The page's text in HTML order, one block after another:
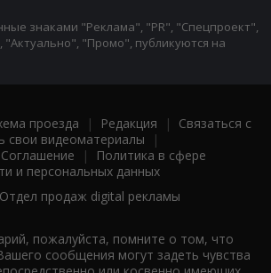
знаками "Реклама", "PR", "Спецпроект",
"Промо", публикуются на
проезда | Редакция | Связаться с
свои видеоматериалы |
|
Политика в сфере
и персональных данных
Отдел продаж digital рекламы
пожалуйста, помните о том, что
сообщения могут задеть чувства